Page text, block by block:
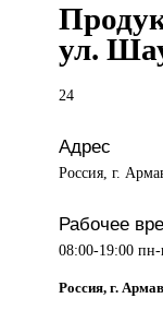
ул.
24
Адрес
Россия, г.
Рабочее
08:00-19:00 пн-
Россия, г.